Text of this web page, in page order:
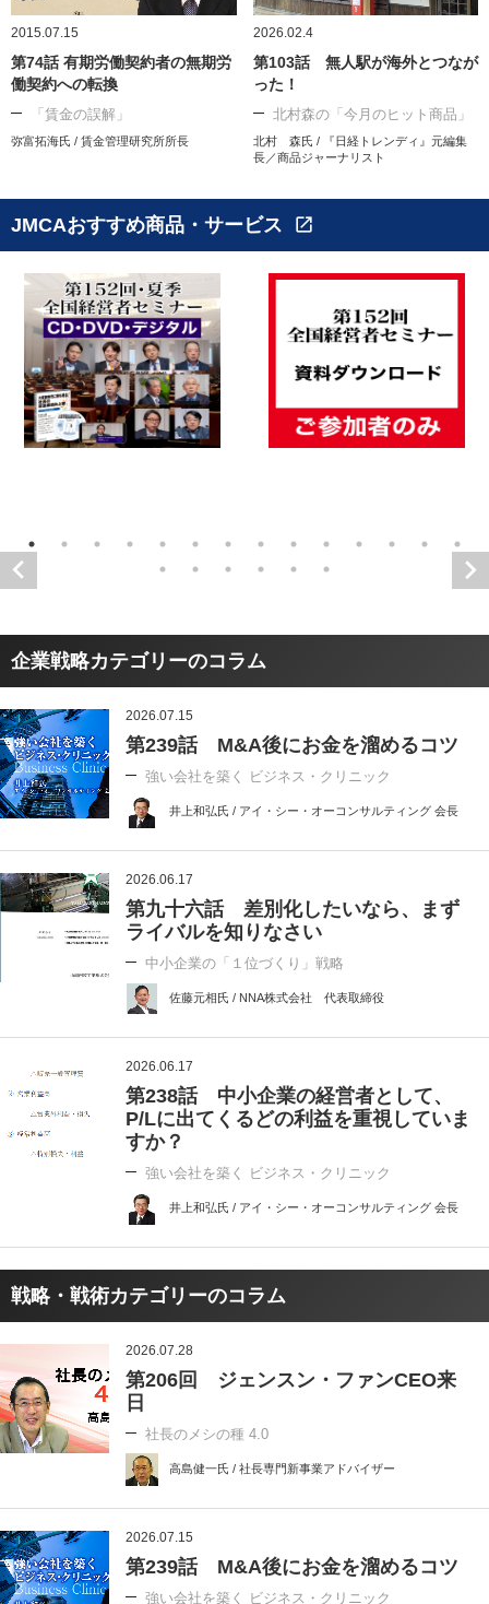
2015.07.15
第74話 有期労働契約者の無期労
働契約への転換
「賃金の誤解」
弥富拓海氏 / 賃金管理研究所所長
2026.02.4
第103話 無人駅が海外とつなが
った！
北村森の「今月のヒット商品」
北村 森氏 / 『日経トレンディ』元編集
長／商品ジャーナリスト
JMCAおすすめ商品・サービス open_in_new
企業戦略カテゴリーのコラム
2026.07.15
第239話 M&A後にお金を溜めるコツ
強い会社を築く ビジネス・クリニック
井上和弘氏 / アイ・シー・オーコンサルティング 会長
2026.06.17
第九十六話 差別化したいなら、まず
ライバルを知りなさい
中小企業の「１位づくり」戦略
佐藤元相氏 / NNA株式会社 代表取締役
2026.06.17
第238話 中小企業の経営者として、
P/Lに出てくるどの利益を重視していま
すか？
強い会社を築く ビジネス・クリニック
井上和弘氏 / アイ・シー・オーコンサルティング 会長
戦略・戦術カテゴリーのコラム
2026.07.28
第206回 ジェンスン・ファンCEO来
日
社長のメシの種 4.0
高島健一氏 / 社長専門新事業アドバイザー
2026.07.15
第239話 M&A後にお金を溜めるコツ
強い会社を築く ビジネス・クリニック